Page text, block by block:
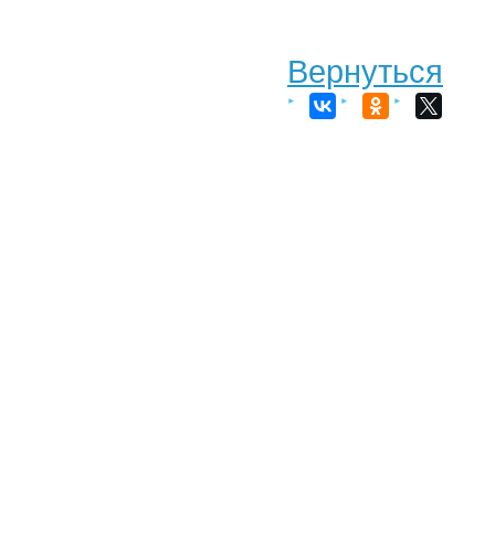
Вернуться